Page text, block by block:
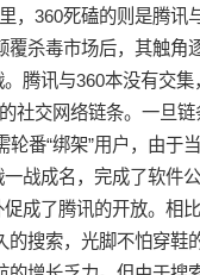
，360死磕的则是腾讯
覆杀毒市场后，其触角
。腾讯与360本没有交
社交网络链条。一旦
轮番“绑架”用户，由
战成名，完成了软件
成了腾讯的开放。相
的搜索，光脚不怕穿鞋